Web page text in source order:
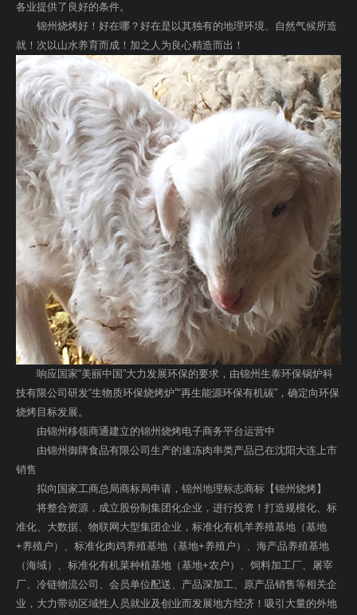
各业提供了良好的条件。
锦州烧烤好！好在哪？好在是以其独有的地理环境、自然气候所造
就！次以山水养育而成！加之人为良心精造而出！
响应国家“美丽中国”大力发展环保的要求，由锦州生泰环保锅炉科
技有限公司研发“生物质环保烧烤炉”“再生能源环保有机碳”，确定向环保
烧烤目标发展。
由锦州移领商通建立的锦州烧烤电子商务平台运营中
由锦州御牌食品有限公司生产的速冻肉串类产品已在沈阳大连上市
销售
拟向国家工商总局商标局申请，锦州地理标志商标【锦州烧烤】
将整合资源，成立股份制集团化企业，进行投资！打造规模化、标
准化、大数据、物联网大型集团企业，标准化有机羊养殖基地（基地
+养殖户）、标准化肉鸡养殖基地（基地+养殖户）、海产品养殖基地
（海域）、标准化有机菜种植基地（基地+农户）、饲料加工厂、屠宰
厂、冷链物流公司、会员单位配送、产品深加工、原产品销售等相关企
业，大力带动区域性人员就业及创业而发展地方经济！吸引大量的外地